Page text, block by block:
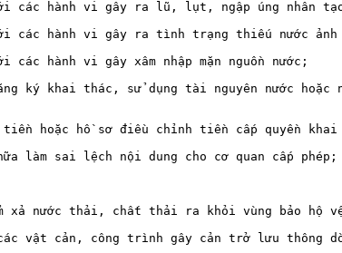
các hành vi gây ra lũ, lụt, ngập úng nhân tạo
hành vi gây ra tình trạng thiếu nước ảnh
hành vi gây xâm nhập mặn nguồn nước;
ký khai thác, sử dụng tài nguyên nước
hoặc hồ sơ điều chỉnh tiền cấp quyền khai
làm sai lệch nội dung cho cơ quan cấp phép;
xả nước thải, chất thải ra khỏi vùng bảo hộ
vật cản, công trình gây cản trở lưu thông